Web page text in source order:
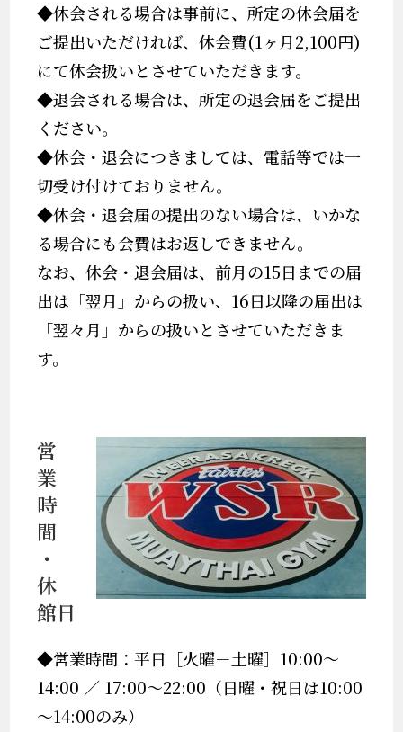
◆休会される場合は事前に、所定の休会届を
ご提出いただければ、休会費(1ヶ月2,100円)
にて休会扱いとさせていただきます。
◆退会される場合は、所定の退会届をご提出
ください。
◆休会・退会につきましては、電話等では一
切受け付けておりません。
◆休会・退会届の提出のない場合は、いかな
る場合にも会費はお返しできません。
なお、休会・退会届は、前月の15日までの届
出は「翌月」からの扱い、16日以降の届出は
「翌々月」からの扱いとさせていただきま
す。
営
業
時
間
・
休
館日
◆営業時間：平日［火曜－土曜］10:00～
14:00 ／ 17:00～22:00（日曜・祝日は10:00
～14:00のみ）